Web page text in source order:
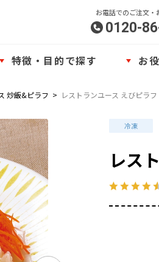
お電話でのご注文・
0120-
特徴・目的で探す お
炒飯&ピラフ > レストランユース えびピラフ
レス